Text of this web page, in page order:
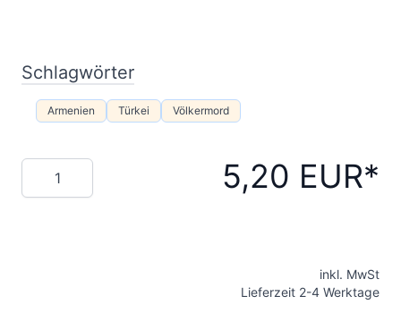
Schlagwörter
Armenien Türkei Völkermord
Menge 5,20 EUR
inkl. MwSt
Lieferzeit 2-4 Werktage